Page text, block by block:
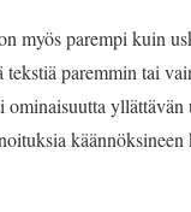
myös parempi kuin
tekstiä paremmin tai
ominaisuutta yllättävän
käännöksineen